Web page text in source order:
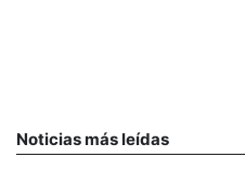
Noticias más leídas